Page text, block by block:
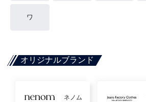
ワ
オリジナルブランド
ネノム